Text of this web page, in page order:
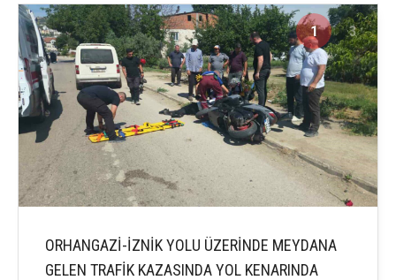
1 3
ORHANGAZİ-İZNİK YOLU ÜZERİNDE MEYDANA
GELEN TRAFİK KAZASINDA YOL KENARINDA